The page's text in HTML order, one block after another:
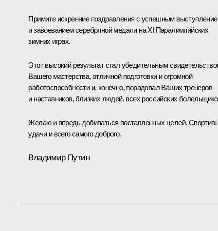
Примите искренние поздравления с успешным
и завоеванием серебряной медали на XI Паралимпийских
зимних играх.
Этот высокий результат стал убедительным
Вашего мастерства, отличной подготовки и огромной
работоспособности и, конечно, порадовал Ваших тренеров
и наставников, близких людей, всех российских
Желаю и впредь добиваться поставленных целей.
удачи и всего самого доброго.
Владимир Путин